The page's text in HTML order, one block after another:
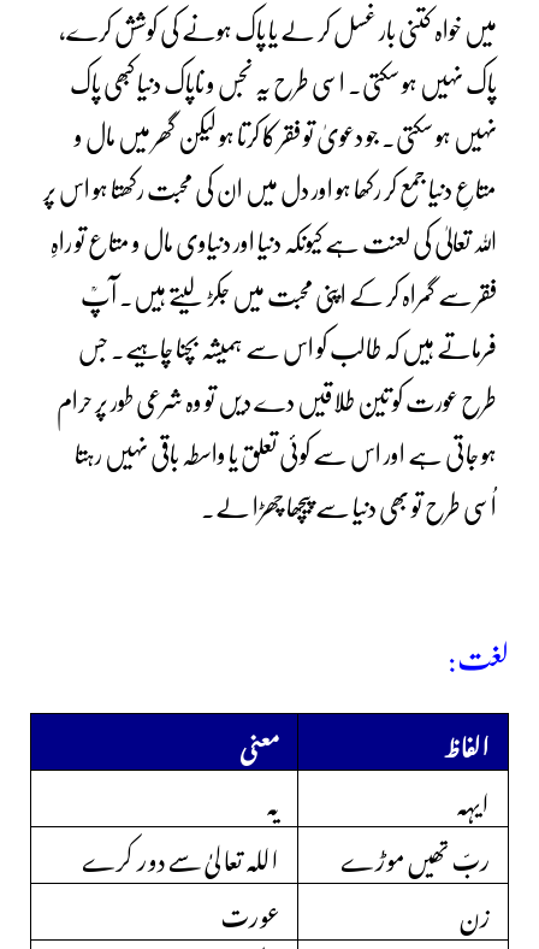
میں خواہ کتنی بار غسل کر لے یا پاک ہونے کی کوشش کرے،
پاک نہیں ہو سکتی۔ اسی طرح یہ نجس و ناپاک دنیا کبھی پاک
نہیں ہو سکتی۔ جو دعویٰ تو فقر کا کرتا ہو لیکن گھر میں مال و
متاعِ دنیا جمع کر رکھا ہو اور دل میں ان کی محبت رکھتا ہو اس پر
اللہ تعالیٰ کی لعنت ہے کیونکہ دنیا اور دنیاوی مال و متاع تو راہِ
فقر سے گمراہ کر کے اپنی محبت میں جکڑ لیتے ہیں۔ آپؒ
فرماتے ہیں کہ طالب کو اس سے ہمیشہ بچنا چاہیے۔ جس
طرح عورت کو تین طلاقیں دے دیں تو وہ شرعی طور پر حرام
ہو جاتی ہے اور اس سے کوئی تعلق یا واسطہ باقی نہیں رہتا
اُسی طرح تو بھی دنیا سے پیچھا چھڑا لے۔
لغت:
الفاظ
معنی
ایہہ
یہ
ربّ تھیں موڑے
اللہ تعالیٰ سے دور کرے
زن
عورت